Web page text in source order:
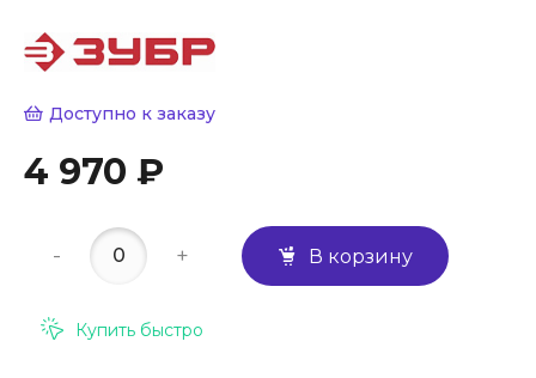
Доступно к заказу
4 970 ₽
- + В корзину
Купить быстро